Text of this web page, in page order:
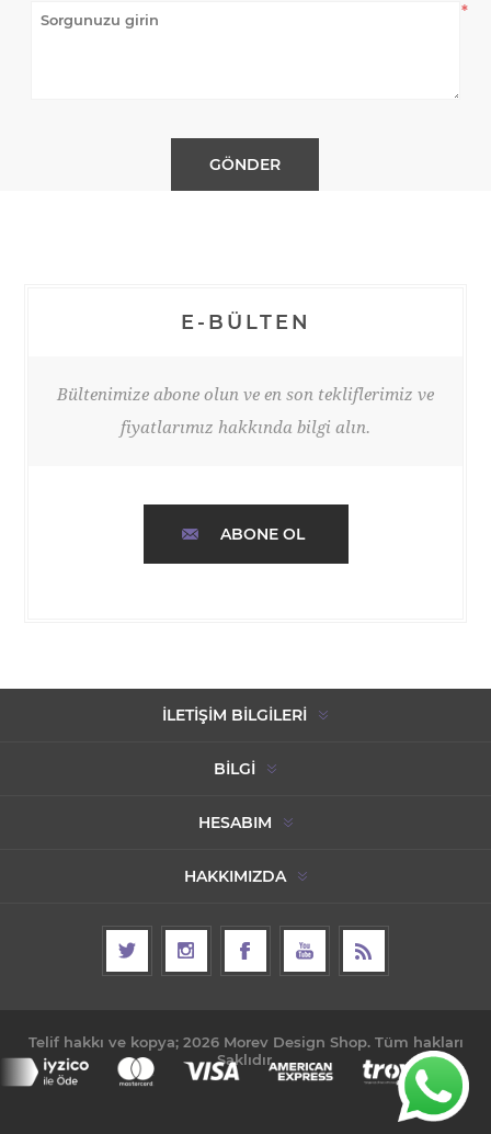
*
E-BÜLTEN
Bültenimize abone olun ve en son tekliflerimiz ve
fiyatlarımız hakkında bilgi alın.
ABONE OL
İLETIŞIM BILGILERI
BILGI
HESABIM
HAKKIMIZDA
Telif hakkı ve kopya; 2026 Morev Design Shop. Tüm hakları
Saklıdır.